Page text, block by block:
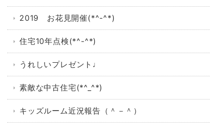
2019 お花見開催(*^-^*)
住宅10年点検(*^-^*)
うれしいプレゼント♩
素敵な中古住宅(*^_^*)
キッズルーム近況報告（＾－＾）